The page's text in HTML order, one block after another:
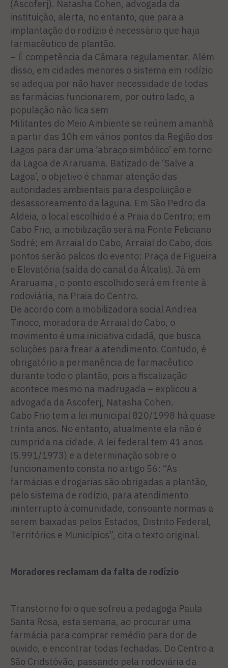
(Ascoferj). Natasha Cohen, advogada da
instituição, alerta, no entanto, que para a
implantação do rodízio é necessário que haja
farmacêutico de plantão.
– É competência da Câmara regulamentar. Além
disso, em cidades menores o sistema em rodízio
se adequa por não haver necessidade de todas
as farmácias funcionarem, por outro lado, a
população não fica sem
Militantes do Meio Ambiente se reúnem amanhã
a partir das 10h em vários pontos da Região dos
Lagos para dar uma ‘abraço simbólico’ em torno
da Lagoa de Araruama. Batizado de ‘Salve a
Lagoa’, o objetivo é chamar atenção das
autoridades ambientais para despoluição e
desassoreamento da laguna. Em São Pedro da
Aldeia, o local escolhido é a Praia do Centro; em
Cabo Frio, a mobilização será na Ponte Feliciano
Sodré; em Arraial do Cabo, Arraial do Cabo, dois
pontos serão palcos do evento: Praça de Figueira
e Elevatória (saída do canal da Álcalis). Já em
Araruama , o ponto escolhido será em frente à
rodoviária, na Praia do Centro.
De acordo com a mobilizadora social Andrea
Tinoco, moradora de Arraial do Cabo, o
movimento é uma iniciativa cidadã, que busca
soluções para frear a atendimento. Contudo, é
obrigatório a permanência de farmacêutico
durante todo o plantão, pois a fiscalização
acontece mesmo na madrugada – explicou a
advogada da Ascoferj, Natasha Cohen.
Cabo Frio tem a lei municipal 820/1998 há quase
trinta anos. No entanto, atualmente ela não é
cumprida na cidade. A lei federal tem 41 anos
(5.991/1973) e a determinação sobre o
funcionamento consta no artigo 56: “As
farmácias e drogarias são obrigadas a plantão,
pelo sistema de rodízio, para atendimento
ininterrupto à comunidade, consoante normas a
serem baixadas pelos Estados, Distrito Federal,
Territórios e Municípios”, cita o texto original.
Moradores reclamam da falta de rodízio
Transtorno foi o que sofreu a pedagoga Paula
Santa Rosa, esta semana, ao procurar uma
farmácia para comprar remédio para dor de
ouvido, e encontrar todas fechadas. Do Centro a
São Cridstóvão, passando pela rodoviária da